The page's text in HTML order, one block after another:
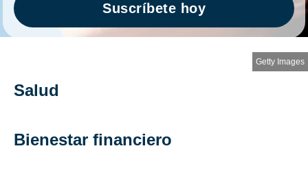
Getty Images
Suscríbete hoy
Salud
Bienestar financiero